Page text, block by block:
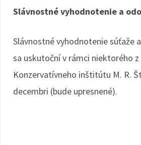
Slávnostné vyhodnotenie a
Slávnostné vyhodnotenie súťaže
sa uskutoční v rámci niektorého
Konzervatívneho inštitútu M. R.
decembri (bude upresnené).